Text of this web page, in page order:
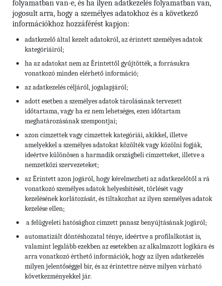
folyamatban van-e, és ha ilyen adatkezelés folyamatban van,
jogosult arra, hogy a személyes adatokhoz és a következő
információkhoz hozzáférést kapjon:
adatkezelő által kezelt adatokról, az érintett személyes adatok
kategóriáiról;
ha az adatokat nem az Érintettől gyűjtötték, a forrásukra
vonatkozó minden elérhető információ;
az adatkezelés céljáról, jogalapjáról;
adott esetben a személyes adatok tárolásának tervezett
időtartama, vagy ha ez nem lehetséges, ezen időtartam
meghatározásának szempontjai;
azon címzettek vagy címzettek kategóriái, akikkel, illetve
amelyekkel a személyes adatokat közölték vagy közölni fogják,
ideértve különösen a harmadik országbeli címzetteket, illetve a
nemzetközi szervezeteket;
az Érintett azon jogáról, hogy kérelmezheti az adatkezelőtől a rá
vonatkozó személyes adatok helyesbítését, törlését vagy
kezelésének korlátozását, és tiltakozhat az ilyen személyes adatok
kezelése ellen;
a felügyeleti hatósághoz címzett panasz benyújtásának jogáról;
automatizált döntéshozatal ténye, ideértve a profilalkotást is,
valamint legalább ezekben az esetekben az alkalmazott logikára és
arra vonatkozó érthető információk, hogy az ilyen adatkezelés
milyen jelentőséggel bír, és az érintettre nézve milyen várható
következményekkel jár.